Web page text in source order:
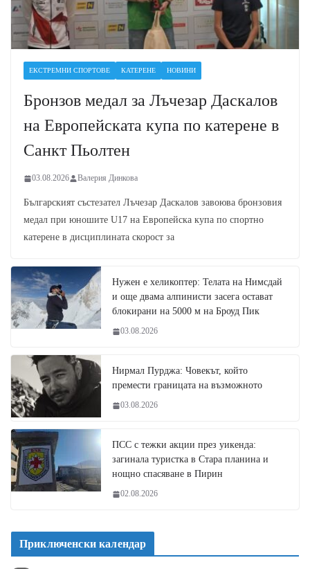
ЕКСТРЕМНИ СПОРТОВЕ КАТЕРЕНЕ НОВИНИ
Бронзов медал за Лъчезар Даскалов
на Европейската купа по катерене в
Санкт Пьолтен
03.08.2026 Валерия Динкова
Българският състезател Лъчезар Даскалов завоюва бронзовия
медал при юношите U17 на Европейска купа по спортно
катерене в дисциплината скорост за
Нужен е хеликоптер: Телата на Нимсдай
и още двама алпинисти засега остават
блокирани на 5000 м на Броуд Пик
03.08.2026
Нирмал Пурджа: Човекът, който
премести границата на възможното
03.08.2026
ПСС с тежки акции през уикенда:
загинала туристка в Стара планина и
нощно спасяване в Пирин
02.08.2026
Приключенски календар